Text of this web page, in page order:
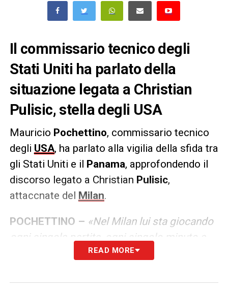
Il commissario tecnico degli
Stati Uniti ha parlato della
situazione legata a Christian
Pulisic, stella degli USA
Mauricio Pochettino, commissario tecnico
degli USA, ha parlato alla vigilia della sfida tra
gli Stati Uniti e il Panama, approfondendo il
discorso legato a Christian Pulisic,
attaccnate del Milan.
POCHETTINO – «Nel Milan lui sta giocando
ogni singola partita, ogni singolo minuto e
questo è un aspetto che ci preoccupa. A
vedremo perché è arrivato un po’ stanco.
READ MORE